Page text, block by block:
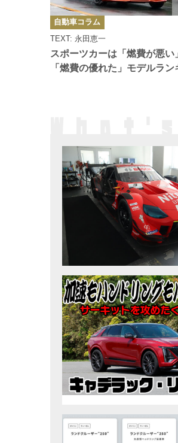
スポーツカーは「燃費が悪
「燃費の優れた」モデルラン
TEXT: 永田恵一
カ
テ
ゴ
リ
自動車コラム